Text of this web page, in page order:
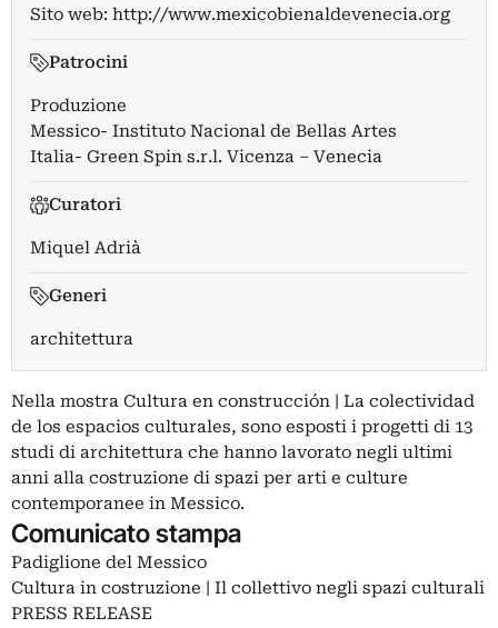
Sito web: http://www.mexicobienaldevenecia.org
Patrocini
Produzione
Messico- Instituto Nacional de Bellas Artes
Italia- Green Spin s.r.l. Vicenza – Venecia
Curatori
Miquel Adrià
Generi
architettura
Nella mostra Cultura en construcción | La colectividad
de los espacios culturales, sono esposti i progetti di 13
studi di architettura che hanno lavorato negli ultimi
anni alla costruzione di spazi per arti e culture
contemporanee in Messico.
Comunicato stampa
Padiglione del Messico
Cultura in costruzione | Il collettivo negli spazi culturali
PRESS RELEASE